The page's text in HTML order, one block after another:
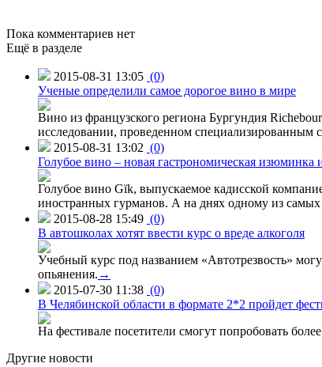
Пока комментариев нет
Ещё в разделе
2015-08-31 13:05 (0)
Ученые определили самое дорогое вино в мире
Вино из французского региона Бургундия
исследовании, проведенном специализированным
2015-08-31 13:02 (0)
Голубое вино – новая гастрономическая изюминка
Голубое вино Gïk, выпускаемое кадисской
иностранных гурманов. А на днях одному из
2015-08-28 15:49 (0)
В автошколах хотят ввести курс о вреде алкоголя
Учебный курс под названием «Автотрезвость»
опьянения. →
2015-07-30 11:38 (0)
В Челябинской области в формате 2*2 пройдет
На фестивале посетители смогут попробовать
Другие новости